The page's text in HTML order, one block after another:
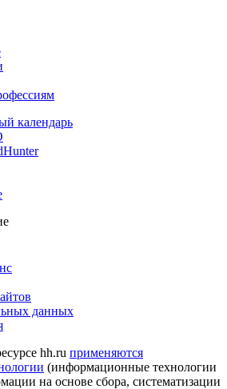
календарь
данных
hh.ru применяются
(информационные технологии
на основе сбора, систематизации